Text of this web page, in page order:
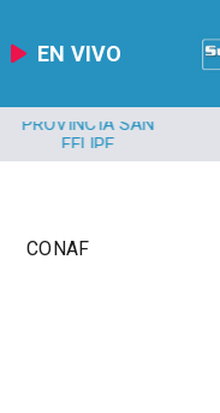
EN VIVO
PROVINCIA SAN
FELIPE
CONAF